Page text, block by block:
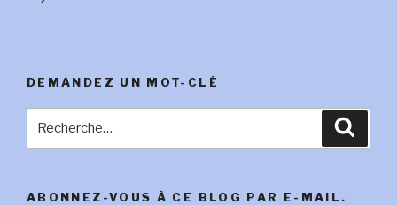
DEMANDEZ UN MOT-CLÉ
ABONNEZ-VOUS À CE BLOG PAR E-MAIL.